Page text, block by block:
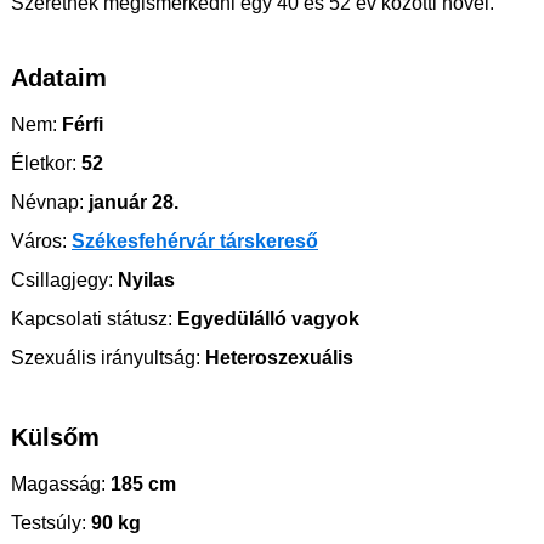
Adataim
Nem: Férfi
Életkor: 52
Névnap: január 28.
Város: Székesfehérvár társkereső
Csillagjegy: Nyilas
Kapcsolati státusz: Egyedülálló vagyok
Szexuális irányultság: Heteroszexuális
Külsőm
Magasság: 185 cm
Testsúly: 90 kg